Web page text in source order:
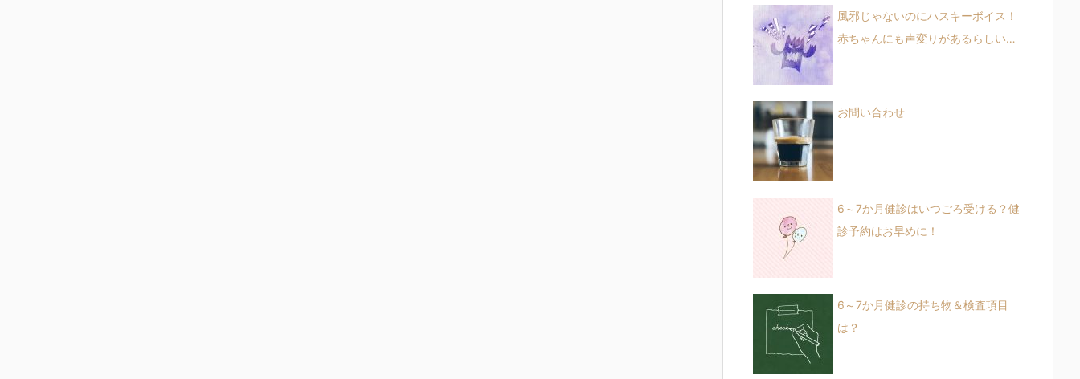
風邪じゃないのにハスキーボイス！
赤ちゃんにも声変りがあるらしい…
お問い合わせ
6～7か月健診はいつごろ受ける？健
診予約はお早めに！
6～7か月健診の持ち物＆検査項目
は？